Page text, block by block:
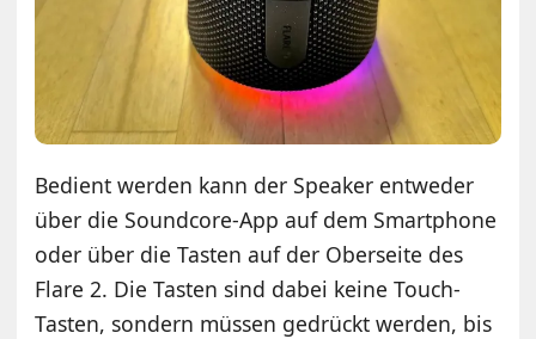
Bedient werden kann der Speaker entweder
über die Soundcore-App auf dem Smartphone
oder über die Tasten auf der Oberseite des
Flare 2. Die Tasten sind dabei keine Touch-
Tasten, sondern müssen gedrückt werden, bis